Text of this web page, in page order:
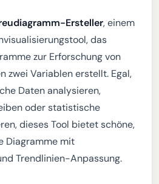
Ersteller, einem
das
zur Erforschung von
zwei Variablen erstellt. Egal,
Daten analysieren,
oder statistische
dieses Tool bietet schöne,
Diagramme mit
Trendlinien-Anpassung.